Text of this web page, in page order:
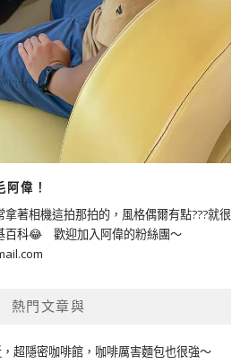
偉！
著相機這拍那拍的，風格偶爾有點???就很
百科😂 歡迎加入阿偉的粉絲團～
熱門文章與
超隱密咖啡館，咖啡厲害麵包也很強～